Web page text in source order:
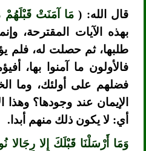
قال الله: (مَا آمَنَتْ قَبْلَهُمْ
بهذه الآيات المقترحة،
طلبها، ثم حصلت له، فلم
فالأولون ما آمنوا بها،
فضلهم على أولئك، وما
الإيمان عند وجودها؟ وهذا
أي: لا يكون ذلك منهم أبدا.
وَمَا أَرْسَلْنَا قَبْلَكَ إِلا رِجَالا